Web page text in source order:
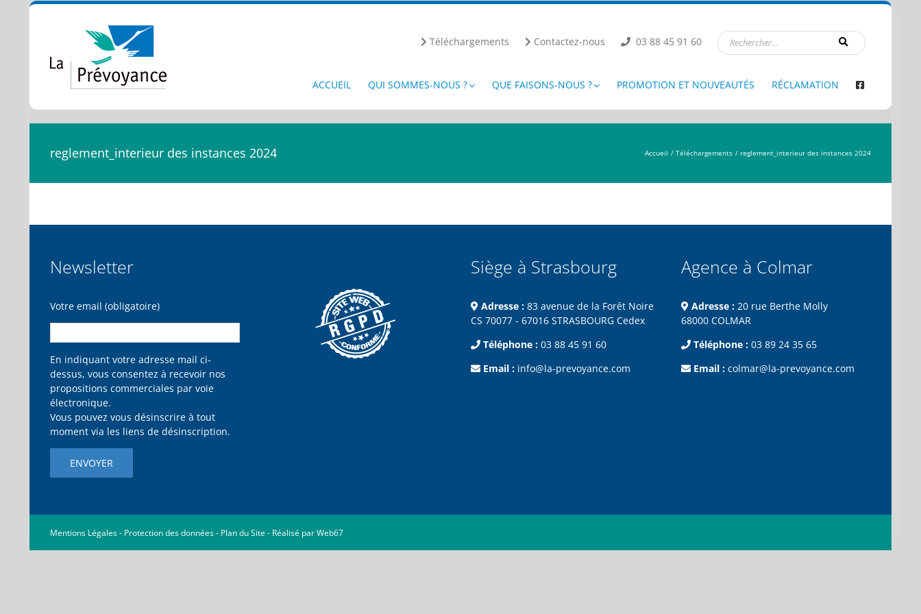
Téléchargements Contactez-nous 03 88 45 91 60
ACCUEIL QUI SOMMES-NOUS ? QUE FAISONS-NOUS ? PROMOTION ET NOUVEAUTÉS RÉCLAMATION
reglement_interieur des instances 2024 Accueil Téléchargements reglement_interieur des instances 2024
Newsletter
Votre email (obligatoire)
En indiquant votre adresse mail ci-
dessus, vous consentez à recevoir nos
propositions commerciales par voie
électronique.
Vous pouvez vous désinscrire à tout
moment via les liens de désinscription.
Siège à Strasbourg
Adresse : 83 avenue de la Forêt Noire
CS 70077 - 67016 STRASBOURG Cedex
Téléphone : 03 88 45 91 60
Email : info@la-prevoyance.com
Agence à Colmar
Adresse : 20 rue Berthe Molly
68000 COLMAR
Téléphone : 03 89 24 35 65
Email : colmar@la-prevoyance.com
Mentions Légales- Protection des données- Plan du Site- Réalisé par Web67